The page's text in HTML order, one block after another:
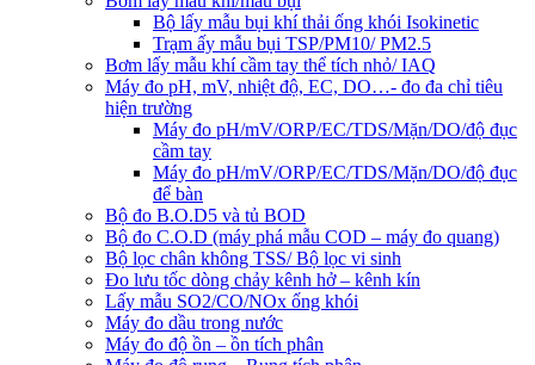
Bộ lấy mẫu bụi khí thải ống khói Isokinetic
Trạm ấy mẫu bụi TSP/PM10/ PM2.5
Bơm lấy mẫu khí cầm tay thể tích nhỏ/ IAQ
Máy đo pH, mV, nhiệt độ, EC, DO…- đo đa chỉ tiêu
hiện trường
Máy đo pH/mV/ORP/EC/TDS/Mặn/DO/độ đục
cầm tay
Máy đo pH/mV/ORP/EC/TDS/Mặn/DO/độ đục
để bàn
Bộ đo B.O.D5 và tủ BOD
Bộ đo C.O.D (máy phá mẫu COD – máy đo quang)
Bộ lọc chân không TSS/ Bộ lọc vi sinh
Đo lưu tốc dòng chảy kênh hở – kênh kín
Lấy mẫu SO2/CO/NOx ống khói
Máy đo dầu trong nước
Máy đo độ ồn – ồn tích phân